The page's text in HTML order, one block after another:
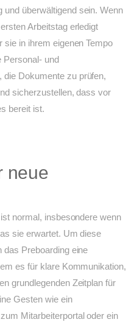
überwältigend sein. Wenn
Arbeitstag erledigt
sie in ihrem eigenen Tempo
Personal- und
die Dokumente zu prüfen,
sicherzustellen, dass vor
bereit ist.
neue
normal, insbesondere wenn
sie erwartet. Um diese
das Preboarding eine
es für klare Kommunikation,
grundlegenden Zeitplan für
Gesten wie ein
Mitarbeiterportal oder ein